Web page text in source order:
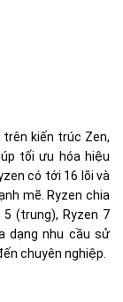
kiến trúc Zen,
tối ưu hóa hiệu
có tới 16 lõi và
mẽ. Ryzen chia
(trung), Ryzen 7
dạng nhu cầu sử
chuyên nghiệp.